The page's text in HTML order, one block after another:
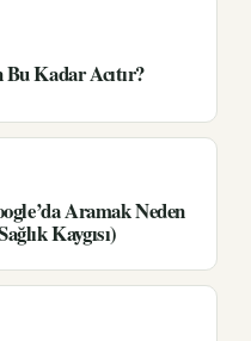
Kadar Acıtır?
Aramak Neden
Kaygısı)